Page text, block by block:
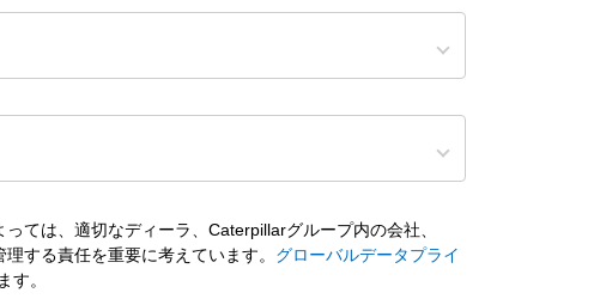
ては、適切なディーラ、Caterpillarグループ内の会社、
する責任を重要に考えています。 グローバルデータプライ
す。